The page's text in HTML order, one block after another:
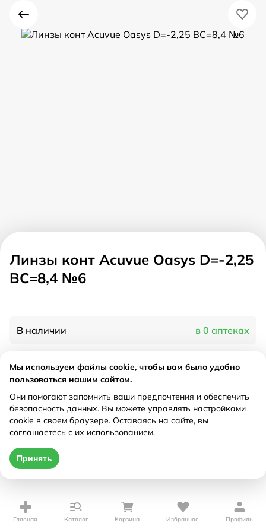
Линзы конт Acuvue Oasys D=-2,25
BC=8,4 №6
В наличии в 0 аптеках
Характеристики
Рецепт Не требуется
Цена действительна только при оформлении онлайн
Главная Каталог Корзина Избранное Профиль
Мы используем файлы cookie, чтобы вам было удобно
пользоваться нашим сайтом.
Они помогают запомнить ваши предпочтения и обеспечить
безопасность данных. Вы можете управлять настройками
cookie в своем браузере. Оставаясь на сайте, вы
соглашаетесь с их использованием.
Принять